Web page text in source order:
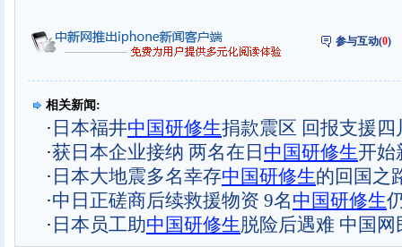
参与互动(0)
相关新闻:
· 日本福井中国研修生捐款震区 回报支援四
·获日本企业接纳 两名在日 中国研修生开始
· 日本大地震多名幸存中国研修生的回国之
·中日正磋商后续救援物资 9名中国研修生
· 日本员工助中国研修生脱险后遇难 中国网